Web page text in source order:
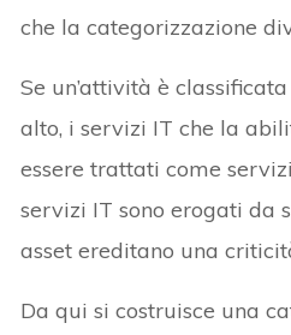
che la categorizzazione
Se un’attività è
alto, i servizi IT che la
essere trattati come
servizi IT sono erogati da
asset ereditano una
Da qui si costruisce una